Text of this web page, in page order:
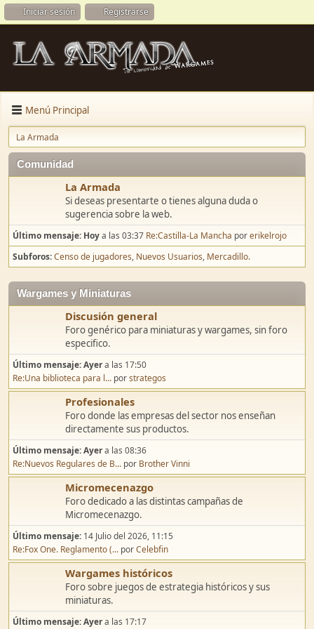
Iniciar sesión Registrarse
Menú Principal
La Armada
Comunidad
La Armada
Si deseas presentarte o tienes alguna duda o
sugerencia sobre la web.
Último mensaje: Hoya las 03:37 Re:Castilla-La Mancha porerikelrojo
Subforos Censo de jugadores Nuevos Usuarios Mercadillo.
Wargames y Miniaturas
Discusión general
Foro genérico para miniaturas y wargames, sin foro
especifico.
Último mensaje:Ayera las 17:50
Re:Una biblioteca para l... porstrategos
Profesionales
Foro donde las empresas del sector nos enseñan
directamente sus productos.
Último mensaje:Ayera las 08:36
Re:Nuevos Regulares de B... por Brother Vinni
Micromecenazgo
Foro dedicado a las distintas campañas de
Micromecenazgo.
Último mensaje: 14 Julio del 2026, 11:15
Re:Fox One. Reglamento (... porCelebfin
Wargames históricos
Foro sobre juegos de estrategia históricos y sus
miniaturas.
Último mensaje:Ayera las 17:17